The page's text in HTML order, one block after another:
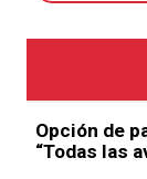
Opción de
“Todas las